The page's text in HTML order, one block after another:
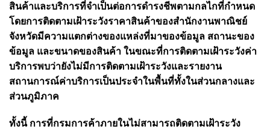
สินค้าและบริการที่จำเป็นต่อการดำรงชีพตามกลไกที่กำหนด
โดยการติดตามเฝ้าระวังราคาสินค้าของสำนักงานพาณิชย์
จังหวัดมีความแตกต่างของแหล่งที่มาของข้อมูล สถานะของ
ข้อมูล และขนาดของสินค้า ในขณะที่การติดตามเฝ้าระวังค่า
บริการพบว่ายังไม่มีการติดตามเฝ้าระวังและรายงาน
สถานการณ์ค่าบริการเป็นประจำในพื้นที่ทั้งในส่วนกลางและ
ส่วนภูมิภาค
ทั้งนี้ การที่กรมการค้าภายในไม่สามารถติดตามเฝ้าระวัง